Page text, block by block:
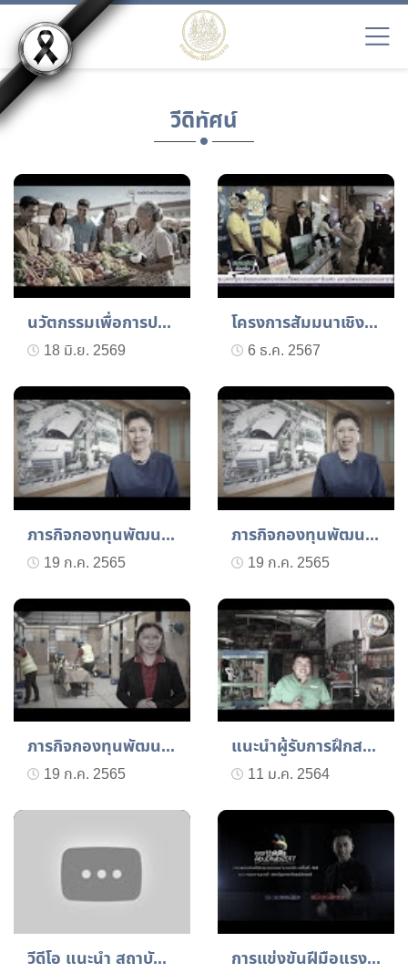
วีดิทัศน์
นวัตกรรมเพื่อการประชาสัม...
18 มิ.ย. 2569
โครงการสัมมนาเชิงปฏิบัติ...
6 ธ.ค. 2567
ภารกิจกองทุนพัฒนาฝีมือแร...
19 ก.ค. 2565
ภารกิจกองทุนพัฒนาฝีมือแร...
19 ก.ค. 2565
ภารกิจกองทุนพัฒนาฝีมือแร...
19 ก.ค. 2565
แนะนำผู้รับการฝึกสาขาช่า...
11 ม.ค. 2564
วีดีโอ แนะนำ สถาบันพัฒนา... การแข่งขันฝีมือแรงงานนาน...